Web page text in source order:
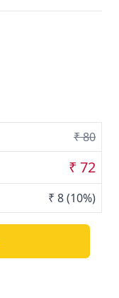
₹ 80
₹ 72
₹ 8(10%)